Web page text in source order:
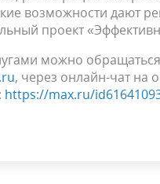
возможности дают
проект
можно
, через онлайн-чат на
https://max.ru/